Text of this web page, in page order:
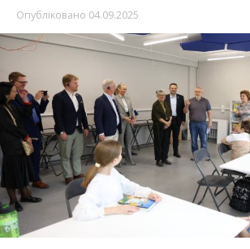
Опубліковано 04.09.2025